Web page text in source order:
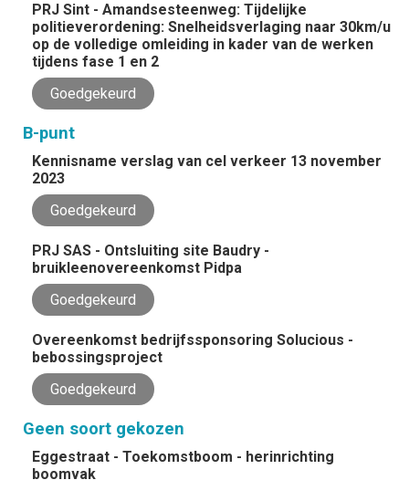
PRJ Sint - Amandsesteenweg: Tijdelijke
politieverordening: Snelheidsverlaging naar 30km/u
op de volledige omleiding in kader van de werken
tijdens fase 1 en 2
Goedgekeurd
B-punt
Kennisname verslag van cel verkeer 13 november
2023
Goedgekeurd
PRJ SAS - Ontsluiting site Baudry -
bruikleenovereenkomst Pidpa
Goedgekeurd
Overeenkomst bedrijfssponsoring Solucious -
bebossingsproject
Goedgekeurd
Geen soort gekozen
Eggestraat - Toekomstboom - herinrichting
boomvak